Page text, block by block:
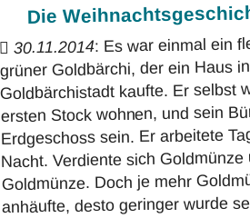
Die
30.11.2014: Es war einmal ein
grüner Goldbärchi, der ein Haus
Goldbärchistadt kaufte. Er selbst
ersten Stock wohnen, und sein
Erdgeschoss sein. Er arbeitete
Nacht. Verdiente sich Goldmünze
Goldmünze. Doch je mehr
anhäufte, desto geringer wurde